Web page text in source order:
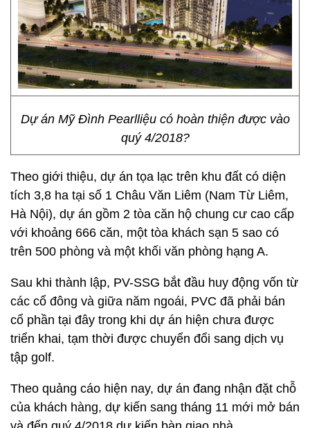
Dự án Mỹ Đình Pearlliệu có hoàn thiện được vào
quý 4/2018?
Theo giới thiệu, dự án tọa lạc trên khu đất có diện
tích 3,8 ha tại số 1 Châu Văn Liêm (Nam Từ Liêm,
Hà Nội), dự án gồm 2 tòa căn hộ chung cư cao cấp
với khoảng 666 căn, một tòa khách sạn 5 sao có
trên 500 phòng và một khối văn phòng hạng A.
Sau khi thành lập, PV-SSG bắt đầu huy động vốn từ
các cổ đông và giữa năm ngoái, PVC đã phải bán
cổ phần tại đây trong khi dự án hiện chưa được
triển khai, tạm thời được chuyển đổi sang dịch vụ
tập golf.
Theo quảng cáo hiện nay, dự án đang nhận đặt chỗ
của khách hàng, dự kiến sang tháng 11 mới mở bán